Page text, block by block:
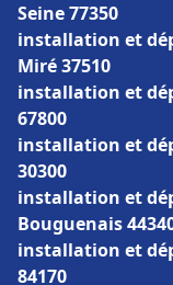
Seine 77350
installation et
Miré 37510
installation et
67800
installation et
30300
installation et
Bouguenais
installation et
84170